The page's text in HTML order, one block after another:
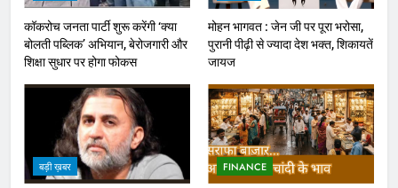
कॉकरोच जनता पार्टी शुरू करेंगी ‘क्या
बोलती पब्लिक’ अभियान, बेरोजगारी और
शिक्षा सुधार पर होगा फोकस
मोहन भागवत : जेन जी पर पूरा भरोसा,
पुरानी पीढ़ी से ज्यादा देश भक्त, शिकायतें
जायज
बड़ी ख़बर FINANCE